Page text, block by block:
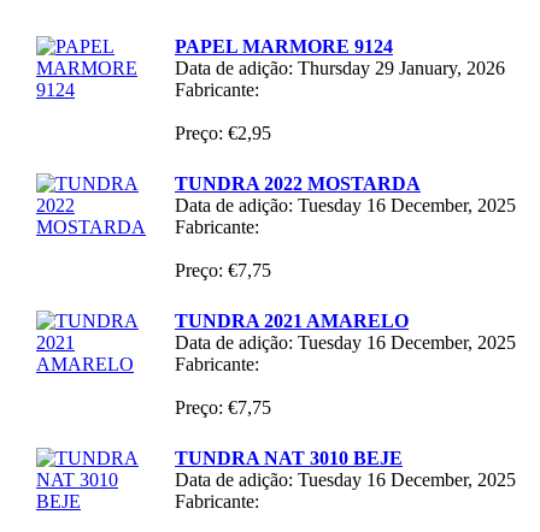
PAPEL MARMORE 9124
Data de adição: Thursday 29 January, 2026
Fabricante:
Preço: €2,95
TUNDRA 2022 MOSTARDA
Data de adição: Tuesday 16 December, 2025
Fabricante:
Preço: €7,75
TUNDRA 2021 AMARELO
Data de adição: Tuesday 16 December, 2025
Fabricante:
Preço: €7,75
TUNDRA NAT 3010 BEJE
Data de adição: Tuesday 16 December, 2025
Fabricante: